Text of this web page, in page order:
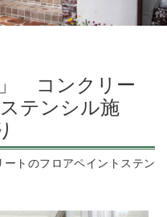
」 コンクリー
テンシル施
のフロアペイントステン